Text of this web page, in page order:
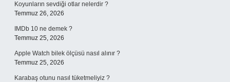
Koyunların sevdiği otlar nelerdir ?
Temmuz 26, 2026
IMDb 10 ne demek ?
Temmuz 25, 2026
Apple Watch bilek ölçüsü nasıl alınır ?
Temmuz 25, 2026
Karabaş otunu nasıl tüketmeliyiz ?